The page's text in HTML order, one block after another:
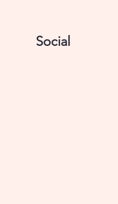
Social